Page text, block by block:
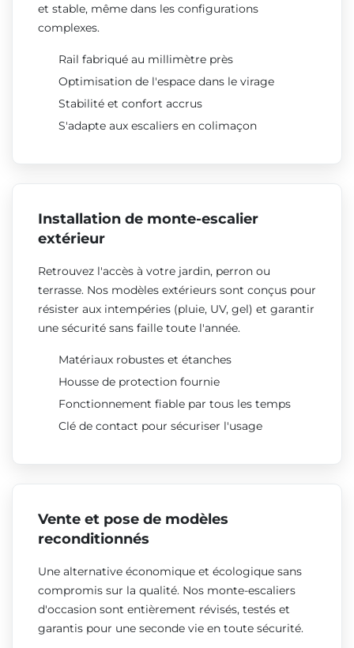
et stable, même dans les configurations
complexes.
Rail fabriqué au millimètre près
Optimisation de l'espace dans le virage
Stabilité et confort accrus
S'adapte aux escaliers en colimaçon
Installation de monte-escalier
extérieur
Retrouvez l'accès à votre jardin, perron ou
terrasse. Nos modèles extérieurs sont conçus pour
résister aux intempéries (pluie, UV, gel) et garantir
une sécurité sans faille toute l'année.
Matériaux robustes et étanches
Housse de protection fournie
Fonctionnement fiable par tous les temps
Clé de contact pour sécuriser l'usage
Vente et pose de modèles
reconditionnés
Une alternative économique et écologique sans
compromis sur la qualité. Nos monte-escaliers
d'occasion sont entièrement révisés, testés et
garantis pour une seconde vie en toute sécurité.